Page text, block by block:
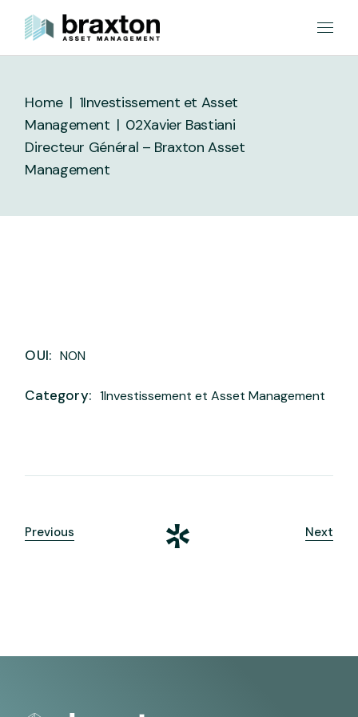
content
Home
1Investissement et Asset
Management
02Xavier Bastiani
Directeur Général – Braxton Asset
Management
OUI: NON
Category: 1Investissement et Asset Management
Previous Next